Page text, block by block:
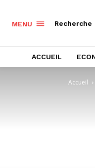
MENU Recherche
ACCUEIL
Accueil